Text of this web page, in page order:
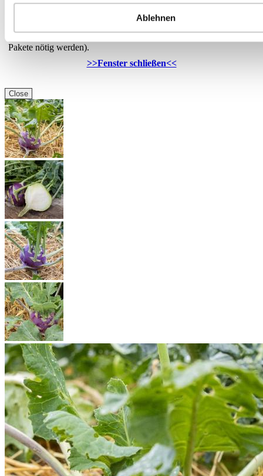
Ablehnen
Grundsätzlich versuchen wir die Anzahl der Sendungen gering zu
Pakete nötig werden).
>>Fenster schließen<<
Close